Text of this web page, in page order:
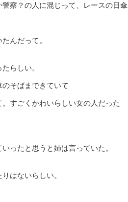
察？の人に混じって、レースの日傘
んだって。
らしい。
そばまできていて
すごくかわいらしい女の人だった
ったと思うと姉は言っていた。
はないらしい。